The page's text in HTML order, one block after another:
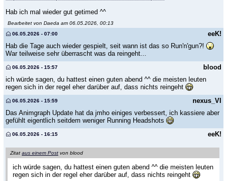
Hab ich mal wieder gut getimed ^^
Bearbeitet von Daeda am 06.05.2026, 00:13
eeK!
06.05.2026 - 07:00
Hab die Tage auch wieder gespielt, seit wann ist das so Run'n'gun?!
War teilweise sehr überrascht was da reingeht...
blood
06.05.2026 - 15:57
ich würde sagen, du hattest einen guten abend ^^ die meisten leuten
regen sich in der regel eher darüber auf, dass nichts reingeht
nexus_VI
06.05.2026 - 15:59
Das Animgraph Update hat da jmho einiges verbessert, ich kassiere aber
gefühlt eigentlich seitdem weniger Running Headshots
eeK!
06.05.2026 - 16:15
Zitat aus einem Post von blood
ich würde sagen, du hattest einen guten abend ^^ die meisten leuten
regen sich in der regel eher darüber auf, dass nichts reingeht